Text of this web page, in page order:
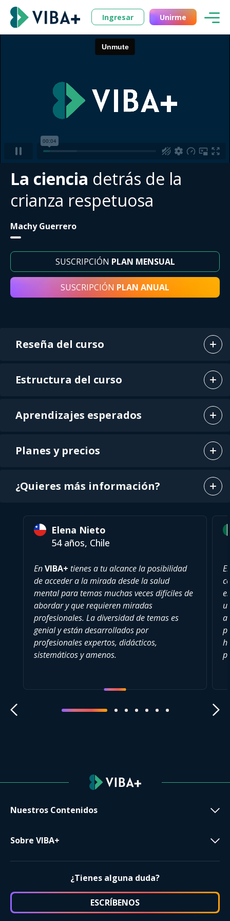
Ingresar Unirme
La ciencia detrás de la
crianza respetuosa
Machy Guerrero
SUSCRIPCIÓN PLAN MENSUAL
SUSCRIPCIÓN PLAN ANUAL
Reseña del curso
Estructura del curso
Aprendizajes esperados
Planes y precios
¿Quieres más información?
Elena Nieto
54 años, Chile
EnVIBA+ tienes a tu alcance la posibilidad
de acceder a la mirada desde la salud
mental para temas muchas veces difíciles de
abordar y que requieren miradas
profesionales. La diversidad de temas es
genial y están desarrollados por
profesionales expertos, didácticos,
sistemáticos y amenos.
Nuestros Contenidos
Sobre VIBA+
¿Tienes alguna duda?
ESCRÍBENOS